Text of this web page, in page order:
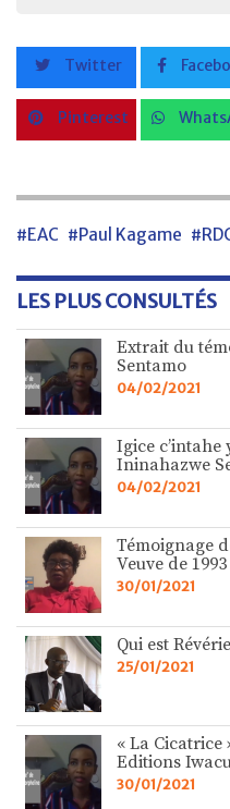
Twitter
Pinterest
#EAC #Paul Kagame
LES PLUS CONSULTÉS
Extrait du
Sentamo
04/02/2021
Igice c’intahe
Ininahazwe
04/02/2021
Témoignage
Veuve de
30/01/2021
Qui est
25/01/2021
« La
Editions
30/01/2021